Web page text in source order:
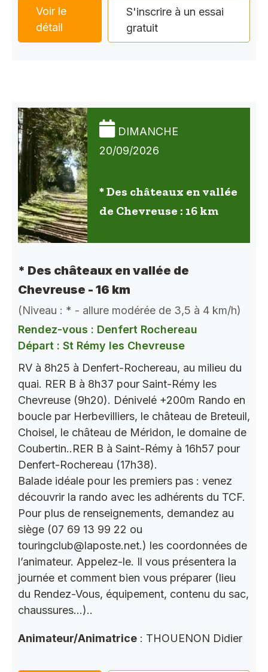
Voir le
détail
S'inscrire à un essai
gratuit
DIMANCHE
20/09/2026
* Des châteaux en vallée
de Chevreuse : 16 km
* Des châteaux en vallée de
Chevreuse - 16 km
(Niveau : * - allure modérée de 3,5 à 4 km/h)
Rendez-vous : Denfert Rochereau
Départ : St Rémy les Chevreuse
RV à 8h25 à Denfert-Rochereau, au milieu du
quai. RER B à 8h37 pour Saint-Rémy les
Chevreuse (9h20). Dénivelé +200m Rando en
boucle par Herbevilliers, le château de Breteuil,
Choisel, le château de Méridon, le domaine de
Coubertin..RER B à Saint-Rémy à 16h57 pour
Denfert-Rochereau (17h38).
Balade idéale pour les premiers pas : venez
découvrir la rando avec les adhérents du TCF.
Pour plus de renseignements, demandez au
siège (07 69 13 99 22 ou
touringclub@laposte.net.) les coordonnées de
l’animateur. Appelez-le. Il vous présentera la
journée et comment bien vous préparer (lieu
du Rendez-Vous, équipement, contenu du sac,
chaussures…)..
Animateur/Animatrice : THOUENON Didier